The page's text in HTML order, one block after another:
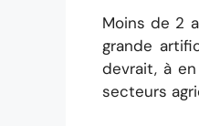
Moins de 2
grande
devrait, à
secteurs